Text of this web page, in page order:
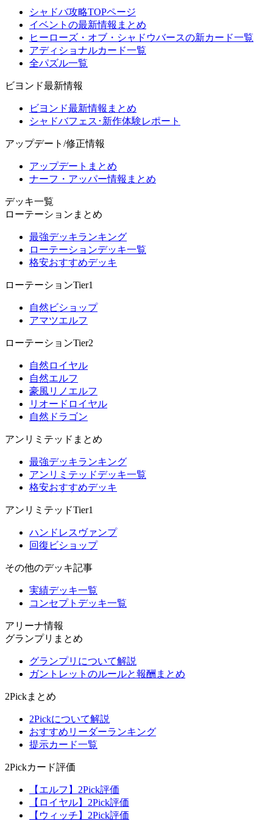
シャドバ攻略TOPページ
イベントの最新情報まとめ
ヒーローズ・オブ・シャドウバースの新カード一覧
アディショナルカード一覧
全パズル一覧
ビヨンド最新情報
ビヨンド最新情報まとめ
シャドバフェス･新作体験レポート
アップデート/修正情報
アップデートまとめ
ナーフ・アッパー情報まとめ
デッキ一覧
ローテーションまとめ
最強デッキランキング
ローテーションデッキ一覧
格安おすすめデッキ
ローテーションTier1
自然ビショップ
アマツエルフ
ローテーションTier2
自然ロイヤル
自然エルフ
豪風リノエルフ
リオードロイヤル
自然ドラゴン
アンリミテッドまとめ
最強デッキランキング
アンリミテッドデッキ一覧
格安おすすめデッキ
アンリミテッドTier1
ハンドレスヴァンプ
回復ビショップ
その他のデッキ記事
実績デッキ一覧
コンセプトデッキ一覧
アリーナ情報
グランプリまとめ
グランプリについて解説
ガントレットのルールと報酬まとめ
2Pickまとめ
2Pickについて解説
おすすめリーダーランキング
提示カード一覧
2Pickカード評価
【エルフ】2Pick評価
【ロイヤル】2Pick評価
【ウィッチ】2Pick評価